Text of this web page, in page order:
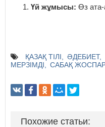
Үй жұмысы: Өз
ҚАЗАҚ ТІЛІ ӘДЕБИЕТ
МЕРЗІМДІ
САБАҚ
Похожие статьи: